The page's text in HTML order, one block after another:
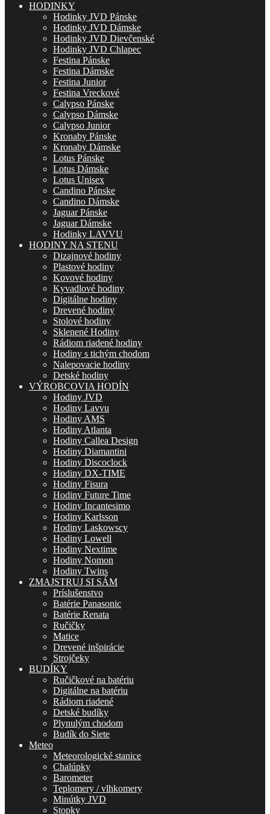
HODINKY
Hodinky JVD Pánske
Hodinky JVD Dámske
Hodinky JVD Dievčenské
Hodinky JVD Chlapec
Festina Pánske
Festina Dámske
Festina Junior
Festina Vreckové
Calypso Pánske
Calypso Dámske
Calypso Junior
Kronaby Pánske
Kronaby Dámske
Lotus Pánske
Lotus Dámske
Lotus Unisex
Candino Pánske
Candino Dámske
Jaguar Pánske
Jaguar Dámske
Hodinky LAVVU
HODINY NA STENU
Dizajnové hodiny
Plastové hodiny
Kovové hodiny
Kyvadlové hodiny
Digitálne hodiny
Drevené hodiny
Stolové hodiny
Sklenené Hodiny
Rádiom riadené hodiny
Hodiny s tichým chodom
Nalepovacie hodiny
Detské hodiny
VÝROBCOVIA HODÍN
Hodiny JVD
Hodiny Lavvu
Hodiny AMS
Hodiny Atlanta
Hodiny Callea Design
Hodiny Diamantini
Hodiny Discoclock
Hodiny DX-TIME
Hodiny Fisura
Hodiny Future Time
Hodiny Incantesimo
Hodiny Karlsson
Hodiny Laskowscy
Hodiny Lowell
Hodiny Nextime
Hodiny Nomon
Hodiny Twins
ZMAJSTRUJ SI SÁM
Príslušenstvo
Batérie Panasonic
Batérie Renata
Ručičky
Matice
Drevené inšpirácie
Strojčeky
BUDÍKY
Ručičkové na batériu
Digitálne na batériu
Rádiom riadené
Detské budíky
Plynulým chodom
Budík do Siete
Meteo
Meteorologické stanice
Chalúpky
Barometer
Teplomery / vlhkomery
Minútky JVD
Stopky